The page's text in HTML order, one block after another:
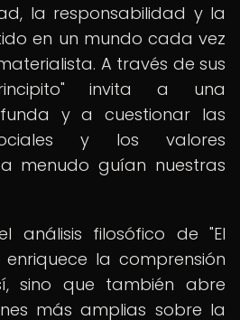
la responsabilidad y la
en un mundo cada vez
A través de sus
invita a una
y a cuestionar las
y los valores
menudo guían nuestras
análisis filosófico de "El
enriquece la comprensión
sino que también abre
más amplias sobre la